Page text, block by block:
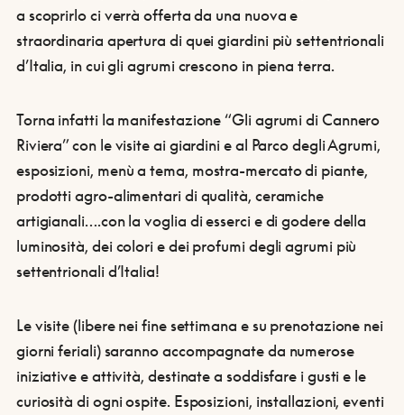
a scoprirlo ci verrà offerta da una nuova e
straordinaria apertura di quei giardini più settentrionali
d’Italia, in cui gli agrumi crescono in piena terra.
Torna infatti la manifestazione “Gli agrumi di Cannero
Riviera” con le visite ai giardini e al Parco degli Agrumi,
esposizioni, menù a tema, mostra-mercato di piante,
prodotti agro-alimentari di qualità, ceramiche
artigianali….con la voglia di esserci e di godere della
luminosità, dei colori e dei profumi degli agrumi più
settentrionali d’Italia!
Le visite (libere nei fine settimana e su prenotazione nei
giorni feriali) saranno accompagnate da numerose
iniziative e attività, destinate a soddisfare i gusti e le
curiosità di ogni ospite. Esposizioni, installazioni, eventi